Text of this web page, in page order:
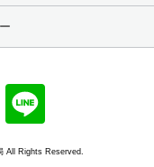
All Rights Reserved.